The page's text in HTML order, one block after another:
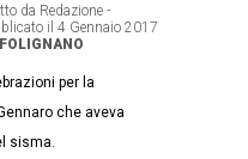
da Redazione -
il 4 Gennaio 2017
FOLIGNANO
per la
che aveva
sisma.